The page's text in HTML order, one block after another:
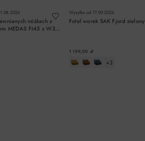
nóżkach z
MEDAS FI45 x W36
Wysyłka od 17.09.2026
Fotel worek SAK Fjord zielony
1 199,00 zł
+3